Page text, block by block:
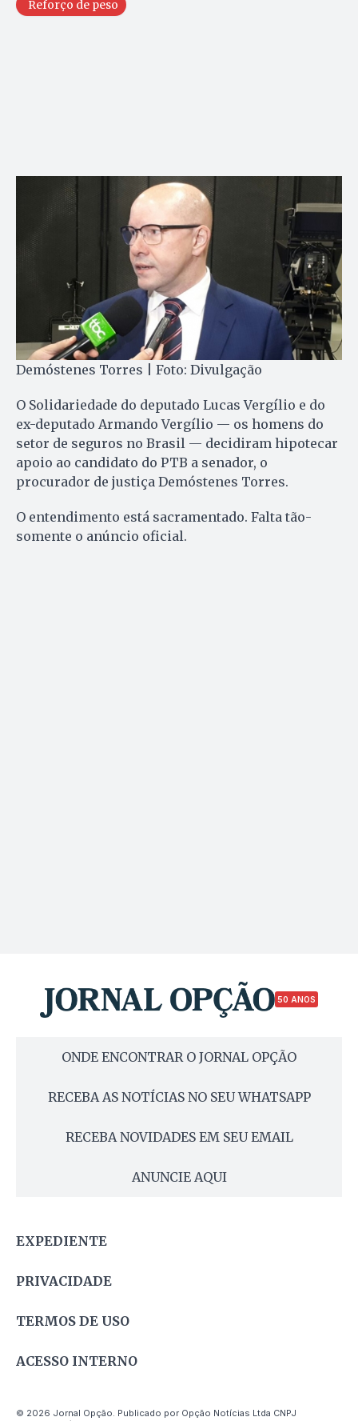
Reforço de peso
Demóstenes Torres | Foto: Divulgação
O Solidariedade do deputado Lucas Vergílio e do
ex-deputado Armando Vergílio — os homens do
setor de seguros no Brasil — decidiram hipotecar
apoio ao candidato do PTB a senador, o
procurador de justiça Demóstenes Torres.
O entendimento está sacramentado. Falta tão-
somente o anúncio oficial.
50 ANOS
ONDE ENCONTRAR O JORNAL OPÇÃO
RECEBA AS NOTÍCIAS NO SEU WHATSAPP
RECEBA NOVIDADES EM SEU EMAIL
ANUNCIE AQUI
EXPEDIENTE
PRIVACIDADE
TERMOS DE USO
ACESSO INTERNO
© 2026 Jornal Opção. Publicado por Opção Notícias Ltda CNPJ